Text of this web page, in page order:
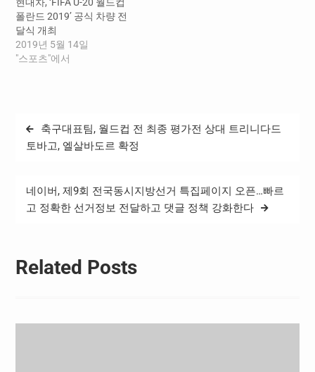
남기며 대표팀과 연결될 수
있는 다양한 체험형 콘텐츠
를 선보일…
폴란드 2019’ 공식 차량 전
달식 개최
2019년 5월 14일
"스포츠"에서
글
탐
축구대표팀, 월드컵 전 최종 평가전 상대 트리니다드
토바고, 엘살바도르 확정
네이버, 제9회 전국동시지방선거 특집페이지 오픈…빠르
고 정확한 선거정보 전달하고 댓글 정책 강화한다
Related Posts